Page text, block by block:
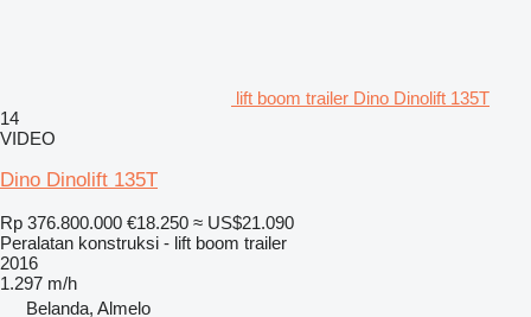
lift boom trailer Dino Dinolift 135T
14
VIDEO
Dino Dinolift 135T
Rp 376.800.000 €18.250 ≈ US$21.090
Peralatan konstruksi - lift boom trailer
2016
1.297 m/h
Belanda, Almelo